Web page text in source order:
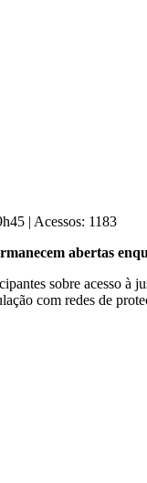
| Acessos: 1183
abertas
sobre acesso à
com redes de